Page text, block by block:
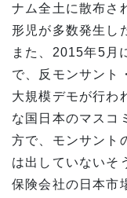
ナム全土に散布さ
形児が多数発生し
また、2015年5月
で、反モンサント
大規模デモが行わ
な国日本のマスコ
方で、モンサント
は出していないそ
保険会社の日本市